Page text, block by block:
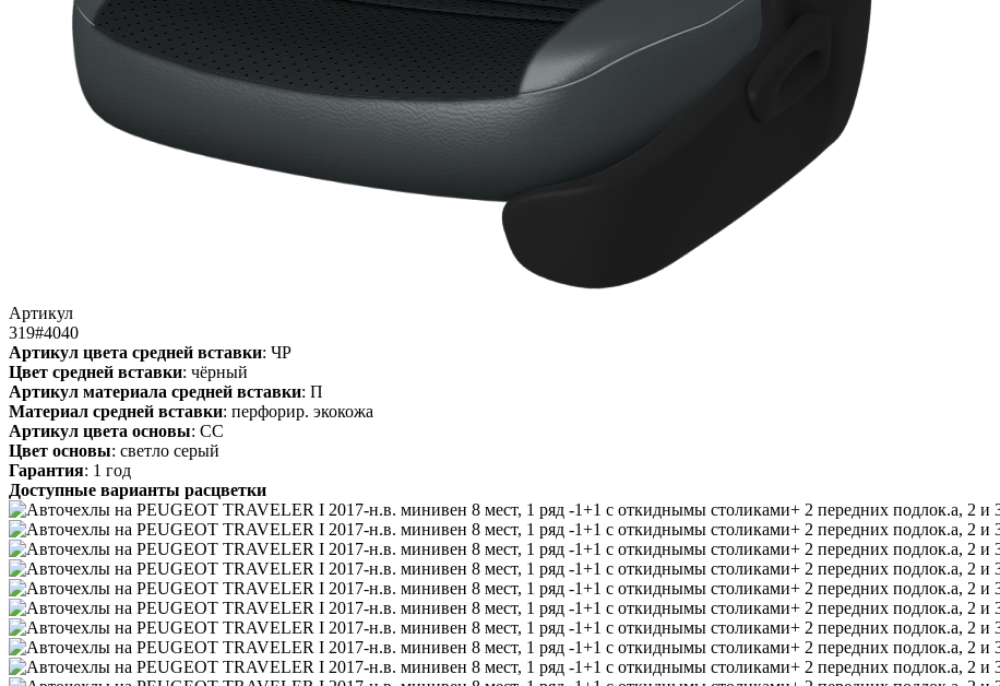
Артикул
319#4040
Артикул цвета средней вставки: ЧР
Цвет средней вставки: чёрный
Артикул материала средней вставки: П
Материал средней вставки: перфорир. экокожа
Артикул цвета основы: СС
Цвет основы: светло серый
Гарантия: 1 год
Доступные варианты расцветки